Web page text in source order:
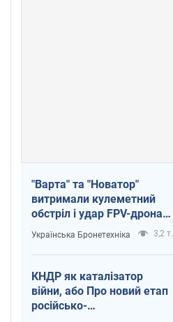
"Варта" та "Новатор"
витримали кулеметний
обстріл і удар FPV-дрона,
врятувавши життя
офіцеру ЗСУ
Українська Бронетехніка 3,2 т.
КНДР як каталізатор
війни, або Про новий етап
російсько-